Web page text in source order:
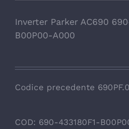
Inverter Parker AC690
B00P00-A000
Codice precedente
COD: 690-433180F1-